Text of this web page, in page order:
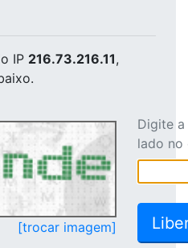
IP 216.73.216.11,
[trocar imagem]
Digite
lado no